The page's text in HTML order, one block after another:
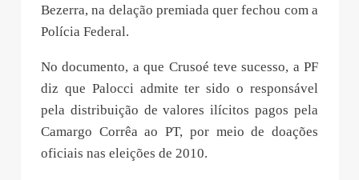
Bezerra, na delação premiada quer fechou com a
Polícia Federal.
No documento, a que Crusoé teve sucesso, a PF
diz que Palocci admite ter sido o responsável
pela distribuição de valores ilícitos pagos pela
Camargo Corrêa ao PT, por meio de doações
oficiais nas eleições de 2010.